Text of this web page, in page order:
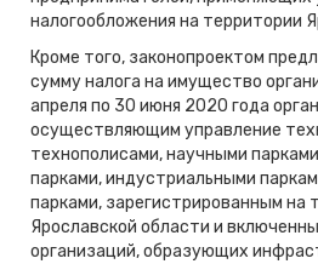
налогообложения на территории
Кроме того, законопроектом
сумму налога на имущество
апреля по 30 июня 2020 года
осуществляющим управление
технополисами, научными
парками, индустриальными
парками, зарегистрированным на
Ярославской области и
организаций, образующих